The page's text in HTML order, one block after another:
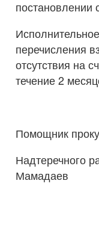
постановлении
перечисления
отсутствия на
течение 2
Помощник
Мамадаев